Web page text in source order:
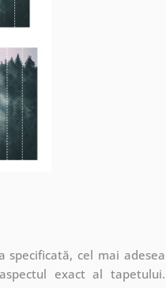
cel mai adesea
exact al tapetului.